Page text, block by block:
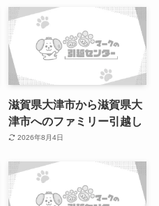
滋賀県大津市から滋賀県大
津市へのファミリー引越し
2026年8月4日